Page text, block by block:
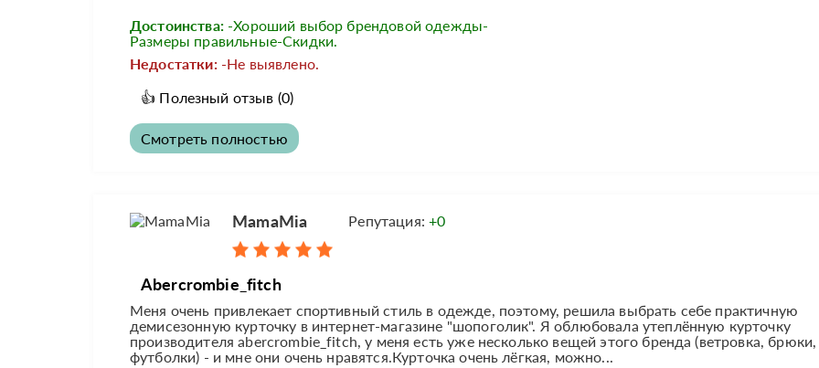
Достоинства: -Хороший выбор брендовой одежды-
Размеры правильные-Скидки.
Недостатки: -Не выявлено.
👍 Полезный отзыв (0)
Смотреть полностью
MamaMia Репутация:+0
Abercrombie_fitch
Меня очень привлекает спортивный стиль в одежде, поэтому, решила выбрать себе практичную
демисезонную курточку в интернет-магазине "шопоголик". Я облюбовала утеплённую курточку
производителя abercrombie_fitch, у меня есть уже несколько вещей этого бренда (ветровка, брюки,
футболки) - и мне они очень нравятся.Курточка очень лёгкая, можно...